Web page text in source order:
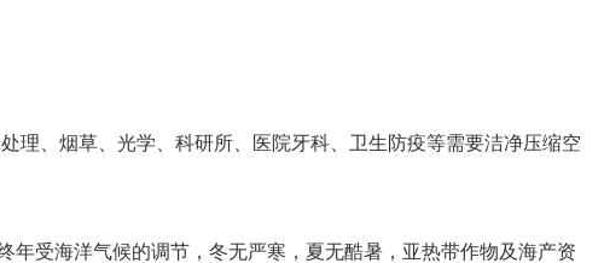
理、烟草、光学、科研所、医院牙科、卫生防疫等需要洁净压缩空
年受海洋气候的调节，冬无严寒，夏无酷暑，亚热带作物及海产资